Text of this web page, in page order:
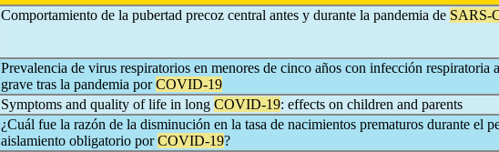
Comportamiento de la pubertad precoz central antes y durante la pandemia de SARS-
Prevalencia de virus respiratorios en menores de cinco años con infección respiratoria
grave tras la pandemia porCOVID-19
Symptoms and quality of life in long COVID-19: effects on children and parents
¿Cuál fue la razón de la disminución en la tasa de nacimientos prematuros durante el
aislamiento obligatorio porCOVID-19?